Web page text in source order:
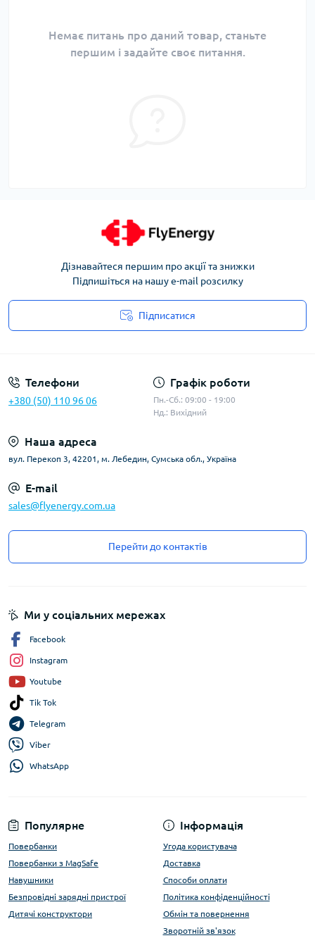
Немає питань про даний товар, станьте
першим і задайте своє питання.
Дізнавайтеся першим про акції та знижки
Підпишіться на нашу e-mail розсилку
Підписатися
Телефони
+380 (50) 110 96 06
Графік роботи
Пн.-Сб.: 09:00 - 19:00
Нд.: Вихідний
Наша адреса
вул. Перекоп 3, 42201, м. Лебедин, Сумська обл., Україна
E-mail
sales@flyenergy.com.ua
Перейти до контактів
Популярне
Повербанки
Повербанки з MagSafe
Навушники
Безпровідні зарядні пристрої
Дитячі конструктори
Інформація
Угода користувача
Доставка
Способи оплати
Політика конфіденційності
Обмін та повернення
Зворотній зв'язок
Ми у соціальних мережах
Facebook
Instagram
Youtube
Tik Tok
Telegram
Viber
WhatsApp